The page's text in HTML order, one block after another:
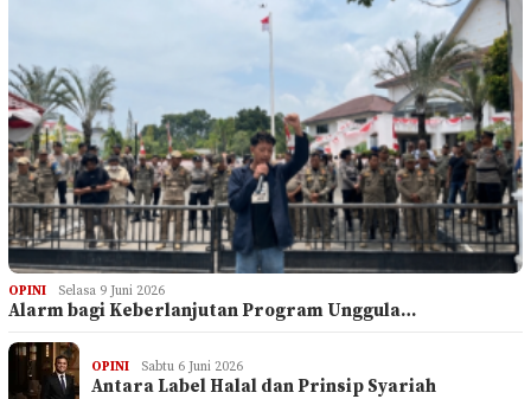
OPINI Selasa 9 Juni 2026
Alarm bagi Keberlanjutan Program Unggula…
OPINI Sabtu 6 Juni 2026
Antara Label Halal dan Prinsip Syariah